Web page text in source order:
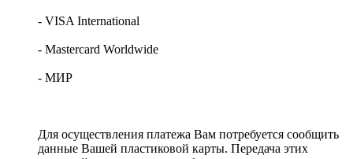
- VISA International
- Mastercard Worldwide
- МИР
Для осуществления платежа Вам потребуется сообщить
данные Вашей пластиковой карты. Передача этих